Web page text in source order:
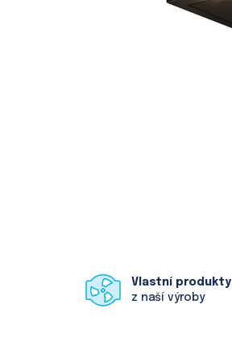
Vlastní produkty
z naší výroby